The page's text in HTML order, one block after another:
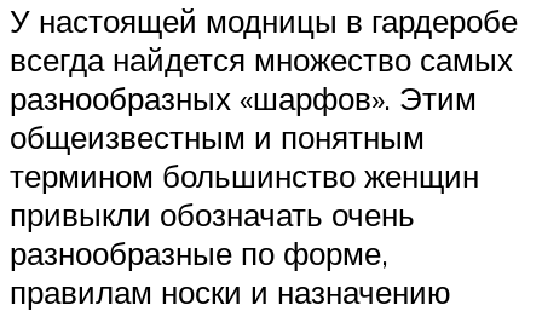
У настоящей модницы в гардеробе
всегда найдется множество самых
разнообразных «шарфов». Этим
общеизвестным и понятным
термином большинство женщин
привыкли обозначать очень
разнообразные по форме,
правилам носки и назначению